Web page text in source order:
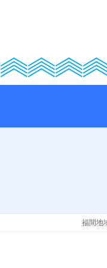
へ
ス
ョ
ン
福間地